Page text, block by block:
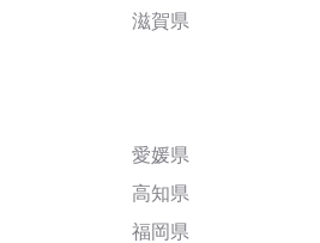
滋賀県
愛媛県
高知県
福岡県